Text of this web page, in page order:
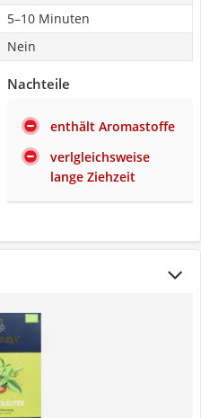
5–10 Minuten
Nein
Nachteile
enthält Aromastoffe
verlgleichsweise
lange Ziehzeit